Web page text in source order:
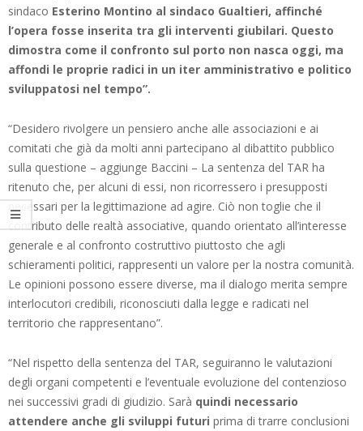
sindaco Esterino Montino al sindaco Gualtieri, affinché
l’opera fosse inserita tra gli interventi giubilari. Questo
dimostra come il confronto sul porto non nasca oggi, ma
affondi le proprie radici in un iter amministrativo e politico
sviluppatosi nel tempo”.
“Desidero rivolgere un pensiero anche alle associazioni e ai
comitati che già da molti anni partecipano al dibattito pubblico
sulla questione – aggiunge Baccini – La sentenza del TAR ha
ritenuto che, per alcuni di essi, non ricorressero i presupposti
necessari per la legittimazione ad agire. Ciò non toglie che il
contributo delle realtà associative, quando orientato all’interesse
generale e al confronto costruttivo piuttosto che agli
schieramenti politici, rappresenti un valore per la nostra comunità.
Le opinioni possono essere diverse, ma il dialogo merita sempre
interlocutori credibili, riconosciuti dalla legge e radicati nel
territorio che rappresentano”.
“Nel rispetto della sentenza del TAR, seguiranno le valutazioni
degli organi competenti e l’eventuale evoluzione del contenzioso
nei successivi gradi di giudizio. Sarà quindi necessario
attendere anche gli sviluppi futuri prima di trarre conclusioni